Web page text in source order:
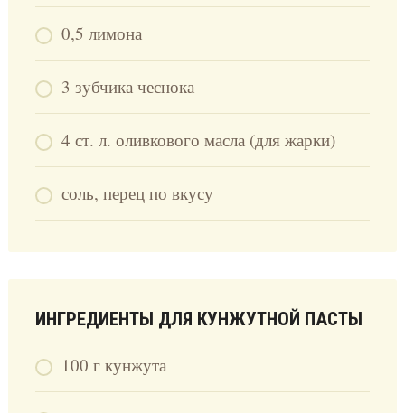
0,5 лимона
3 зубчика чеснока
4 ст. л. оливкового масла (для жарки)
соль, перец по вкусу
ИНГРЕДИЕНТЫ ДЛЯ КУНЖУТНОЙ ПАСТЫ
100 г кунжута